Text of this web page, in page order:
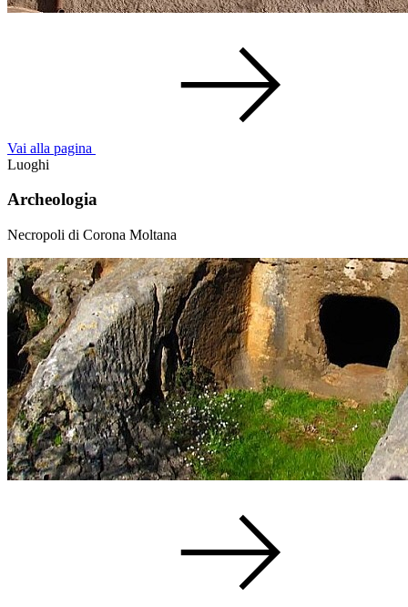
Vai alla pagina
Luoghi
Archeologia
Necropoli di Corona Moltana